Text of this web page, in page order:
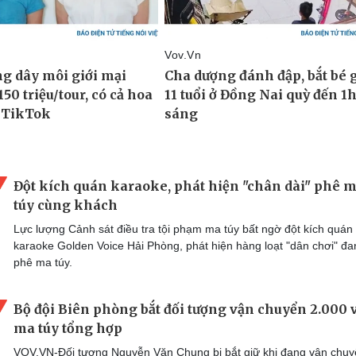
Đột kích quán karaoke, phát hiện "chân dài" phê
túy cùng khách
Lực lượng Cảnh sát điều tra tội phạm ma túy bất ngờ đột kích quán
karaoke Golden Voice Hải Phòng, phát hiện hàng loạt "dân chơi"
phê ma túy.
Bộ đội Biên phòng bắt đối tượng vận chuyển 2.000
ma túy tổng hợp
VOV.VN-Đối tượng Nguyễn Văn Chung bị bắt giữ khi đang vận